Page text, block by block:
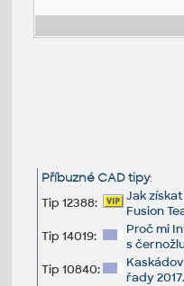
Příbuzné CAD tipy:
Tip 12388:
Jak
Fusion
Tip 14019:
Proč mi
s
Tip 10840:
řady 2017.